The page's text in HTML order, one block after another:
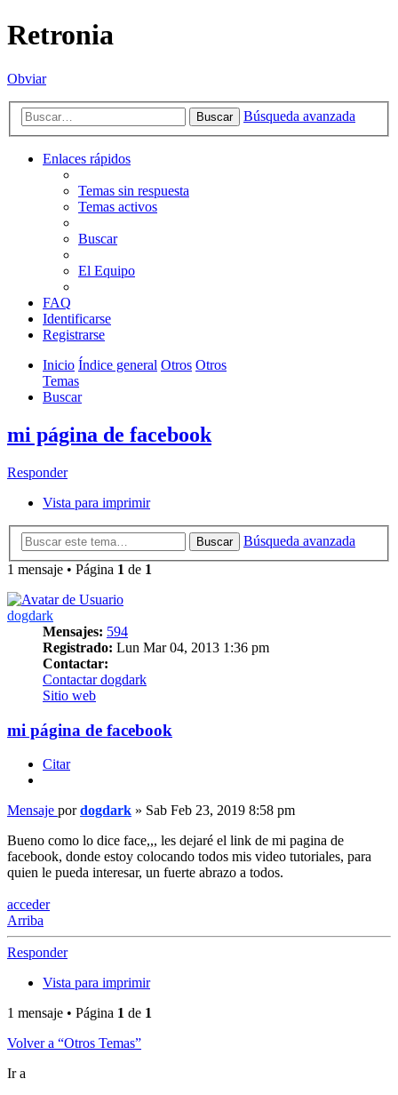
Retronia
Obviar
Buscar Búsqueda avanzada
Enlaces rápidos
Temas sin respuesta
Temas activos
Buscar
El Equipo
FAQ
Identificarse
Registrarse
Inicio Índice general Otros Otros
Temas
Buscar
mi página de facebook
Responder
Vista para imprimir
Buscar
Búsqueda avanzada
1 mensaje • Página 1 de 1
dogdark
Mensajes: 594
Registrado: Lun Mar 04, 2013 1:36 pm
Contactar:
Contactar dogdark
Sitio web
mi página de facebook
Citar
Mensaje pordogdark » Sab Feb 23, 2019 8:58 pm
Bueno como lo dice face,,, les dejaré el link de mi pagina de
facebook, donde estoy colocando todos mis video tutoriales, para
quien le pueda interesar, un fuerte abrazo a todos.
acceder
Arriba
Responder
Vista para imprimir
1 mensaje • Página 1 de 1
Volver a “Otros Temas”
Ir a